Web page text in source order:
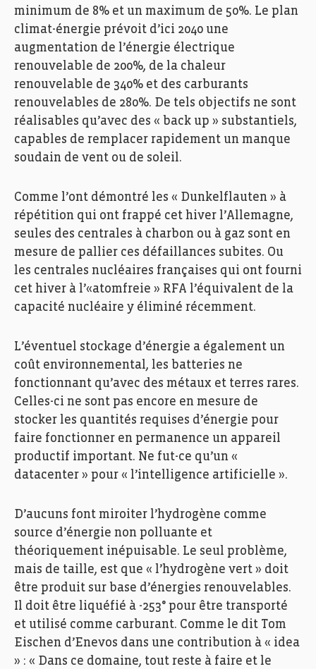
minimum de 8% et un maximum de 50%. Le plan
climat-énergie prévoit d’ici 2040 une
augmentation de l’énergie électrique
renouvelable de 200%, de la chaleur
renouvelable de 340% et des carburants
renouvelables de 280%. De tels objectifs ne sont
réalisables qu’avec des « back up » substantiels,
capables de remplacer rapidement un manque
soudain de vent ou de soleil.
Comme l’ont démontré les « Dunkelflauten » à
répétition qui ont frappé cet hiver l’Allemagne,
seules des centrales à charbon ou à gaz sont en
mesure de pallier ces défaillances subites. Ou
les centrales nucléaires françaises qui ont fourni
cet hiver à l’«atomfreie » RFA l’équivalent de la
capacité nucléaire y éliminé récemment.
L’éventuel stockage d’énergie a également un
coût environnemental, les batteries ne
fonctionnant qu’avec des métaux et terres rares.
Celles-ci ne sont pas encore en mesure de
stocker les quantités requises d’énergie pour
faire fonctionner en permanence un appareil
productif important. Ne fut-ce qu’un «
datacenter » pour « l’intelligence artificielle ».
D’aucuns font miroiter l’hydrogène comme
source d’énergie non polluante et
théoriquement inépuisable. Le seul problème,
mais de taille, est que « l’hydrogène vert » doit
être produit sur base d’énergies renouvelables.
Il doit être liquéfié à -253° pour être transporté
et utilisé comme carburant. Comme le dit Tom
Eischen d’Enevos dans une contribution à « idea
» : « Dans ce domaine, tout reste à faire et le